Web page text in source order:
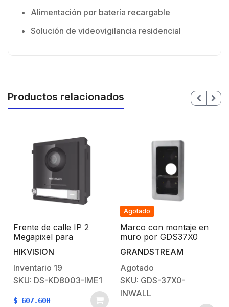
Alimentación por batería recargable
Solución de videovigilancia residencial
Productos relacionados
Frente de calle IP 2
Megapixel para
Videoportero Modular /
PoE / Angulo 180° /
Ultra Baja Iluminación /
Exterior IP65 / WDR 120
dB
HIKVISION
Inventario 19
SKU: DS-KD8003-IME1
$ 607.600
Agotado
Marco con montaje en
muro por GDS37X0
GRANDSTREAM
Agotado
SKU: GDS-37X0-
INWALL